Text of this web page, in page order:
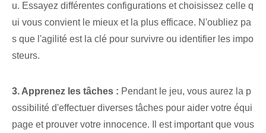
u. Essayez différentes configurations et choisissez celle q
ui vous convient le mieux et la plus efficace. N'oubliez pa
s que l'agilité⁢ est la clé pour survivre ou identifier les impo
steurs. ‌
3. Apprenez les tâches : Pendant le jeu, vous aurez la p
ossibilité d'effectuer diverses tâches pour aider votre équi
page et prouver votre innocence. Il est important que vous